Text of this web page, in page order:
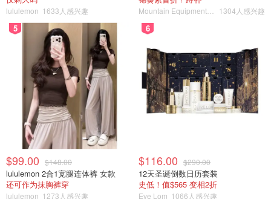
lululemon 1633人感兴趣 1304人感兴趣
5
$99.00 $148.00
lululemon 2合1宽腿连体裤 女款
还可作为抹胸裤穿
lululemon 1273人感兴趣
6
$116.00 $290.00
12天圣诞倒数日历套装
史低！值$565 变相2折
Eve Lom 1066人感兴趣